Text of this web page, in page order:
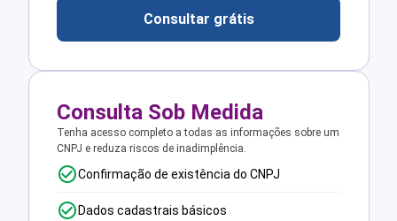
Consultar grátis
Consulta Sob Medida
Tenha acesso completo a todas as informações sobre um
CNPJ e reduza riscos de inadimplência.
Confirmação de existência do CNPJ
Dados cadastrais básicos